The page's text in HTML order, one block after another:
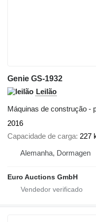
Genie GS-1932
Leilão
Máquinas de construção -
2016
Capacidade de carga 227
Alemanha, Dormagen
Euro Auctions GmbH